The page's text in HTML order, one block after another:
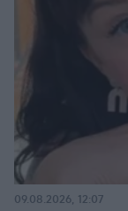
09.08.2026, 12:07